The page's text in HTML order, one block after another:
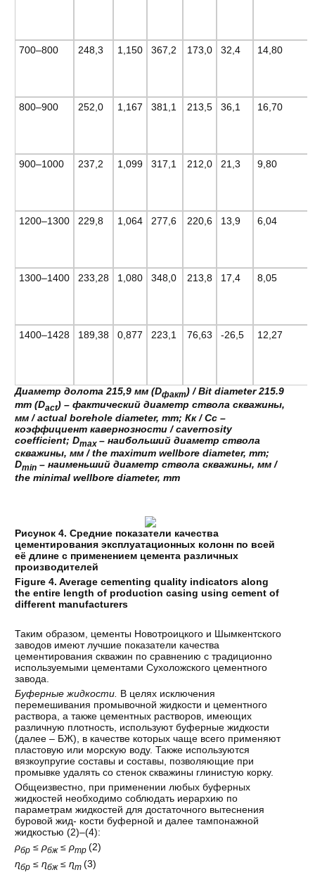
700–800 248,3 1,150 367,2 173,0 32,4 14,80
800–900 252,0 1,167 381,1 213,5 36,1 16,70
900–1000 237,2 1,099 317,1 212,0 21,3 9,80
1200–1300 229,8 1,064 277,6 220,6 13,9 6,04
1300–1400 233,28 1,080 348,0 213,8 17,4 8,05
1400–1428 189,38 0,877 223,1 76,63 -26,5 12,27
Диаметр долота 215,9 мм (Dфакт) / Bit diameter 215.9
mm (Dact) – фактический диаметр ствола скважины,
мм / actual borehole diameter, mm; Кк / Cc –
коэффициент кавернозности / cavernosity
coefficient; Dmax– наибольший диаметр ствола
скважины, мм / the maximum wellbore diameter, mm;
Dmin – наименьший диаметр ствола скважины, мм /
the minimal wellbore diameter, mm
Рисунок 4. Средние показатели качества
цементирования эксплуатационных колонн по всей
её длине с применением цемента различных
производителей
Figure 4. Average cementing quality indicators along
the entire length of production casing using cement of
different manufacturers
Таким образом, цементы Новотроицкого и Шымкентского
заводов имеют лучшие показатели качества
цементирования скважин по сравнению с традиционно
используемыми цементами Сухоложского цементного
завода.
Буферные жидкости. В целях исключения
перемешивания промывочной жидкости и цементного
раствора, а также цементных растворов, имеющих
различную плотность, используют буферные жидкости
(далее – БЖ), в качестве которых чаще всего применяют
пластовую или морскую воду. Также используются
вязкоупругие составы и составы, позволяющие при
промывке удалять со стенок скважины глинистую корку.
Общеизвестно, при применении любых буферных
жидкостей необходимо соблюдать иерархию по
параметрам жидкостей для достаточного вытеснения
буровой жид- кости буферной и далее тампонажной
жидкостью (2)–(4):
ρбр ≤ ρбж≤ ρтр(2)
ɳбр ≤ ɳбж≤ ɳт(3)